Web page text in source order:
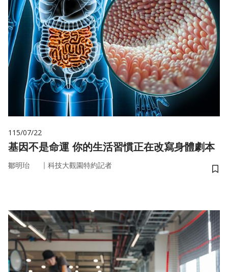
115/07/22
基因不是命運 你的生活習慣正在改寫身體劇本
鄒明珆 ｜ 科技大觀園特約記者
儲